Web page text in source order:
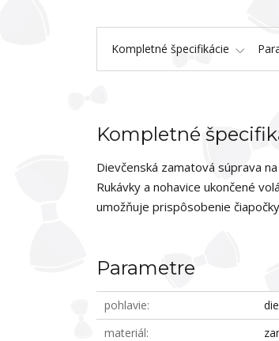
Kompletné špecifikácie
Kompletné
Dievčenská zamatová súprava
Rukávky a nohavice ukončené
umožňuje prispôsobenie
Parametre
pohlavie
materiál